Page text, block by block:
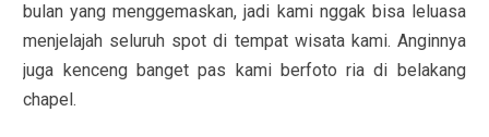
bulan yang menggemaskan, jadi kami nggak bisa leluasa
menjelajah seluruh spot di tempat wisata kami. Anginnya
juga kenceng banget pas kami berfoto ria di belakang
chapel.